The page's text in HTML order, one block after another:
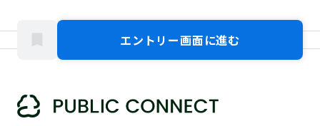
エントリー画面に進む